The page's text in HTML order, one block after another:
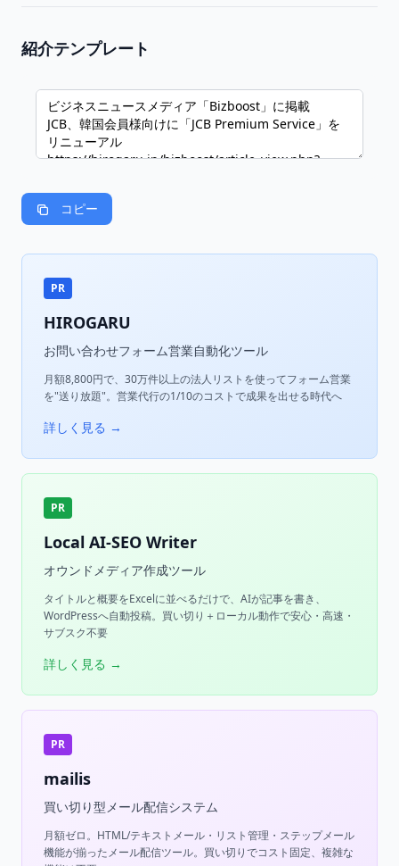
紹介テンプレート
コピー
PR
HIROGARU
お問い合わせフォーム営業自動化ツール
月額8,800円で、30万件以上の法人リストを使ってフォーム営業
を"送り放題"。営業代行の1/10のコストで成果を出せる時代へ
詳しく見る →
PR
Local AI-SEO Writer
オウンドメディア作成ツール
タイトルと概要をExcelに並べるだけで、AIが記事を書き、
WordPressへ自動投稿。買い切り＋ローカル動作で安心・高速・
サブスク不要
詳しく見る →
PR
mailis
買い切り型メール配信システム
月額ゼロ。HTML/テキストメール・リスト管理・ステップメール
機能が揃ったメール配信ツール。買い切りでコスト固定、複雑な